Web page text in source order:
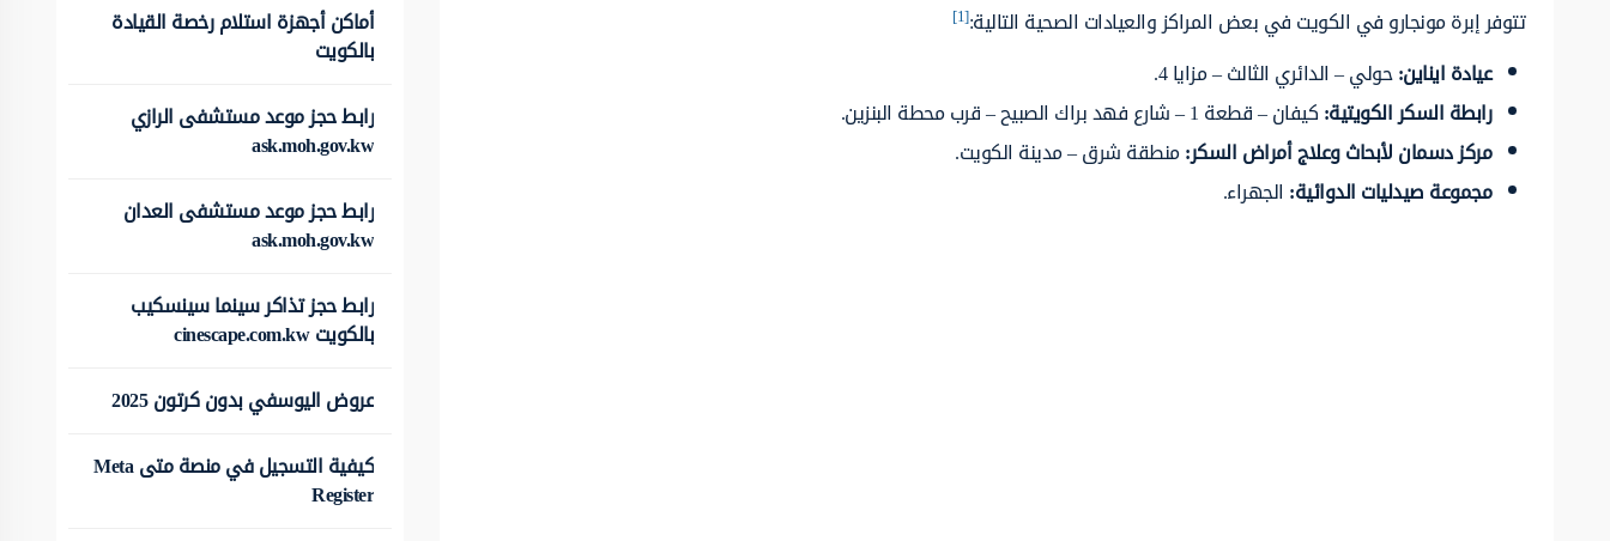
تتوفر إبرة مونجارو في الكويت في بعض المراكز والعيادات الصحية التالية:[1]
عيادة ايناين:حولي – الدائري الثالث – مزايا 4.
رابطة السكر الكويتية:كيفان – قطعة 1 – شارع فهد براك الصبيح – قرب محطة البنزين.
مركز دسمان لأبحاث وعلاج أمراض السكر:منطقة شرق – مدينة الكويت.
مجموعة صيدليات الدوائية: الجهراء.
أماكن أجهزة استلام رخصة القيادة
بالكويت
رابط حجز موعد مستشفى الرازي
ask.moh.gov.kw
رابط حجز موعد مستشفى العدان
ask.moh.gov.kw
رابط حجز تذاكر سينما سينسكيب
بالكويت cinescape.com.kw
عروض اليوسفي بدون كرتون 2025
كيفية التسجيل في منصة متى Meta
Register